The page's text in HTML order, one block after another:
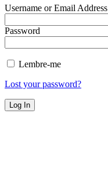
Username or Email Address
Password
Lembre-me
Lost your password?